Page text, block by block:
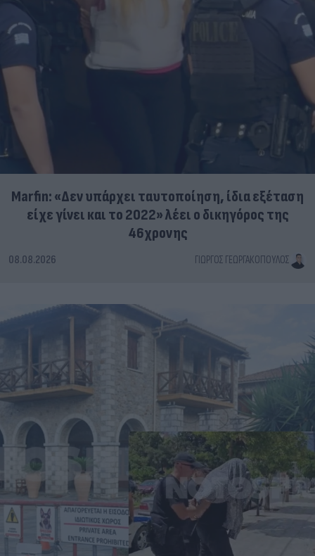
Marfin: «Δεν υπάρχει ταυτοποίηση, ίδια εξέταση
είχε γίνει και το 2022» λέει ο δικηγόρος της
46χρονης
08.08.2026 ΓΙΏΡΓΟΣ ΓΕΩΡΓΑΚΌΠΟΥΛΟΣ